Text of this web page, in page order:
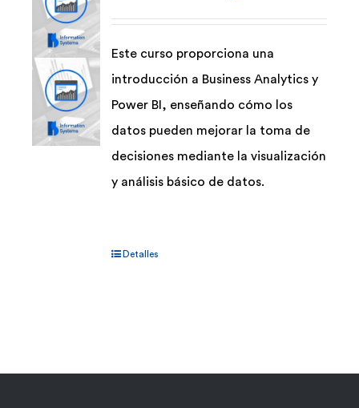
Este curso proporciona una
introducción a Business Analytics y
Power BI, enseñando cómo los
datos pueden mejorar la toma de
decisiones mediante la visualización
y análisis básico de datos.
Detalles